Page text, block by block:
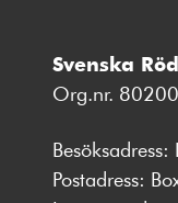
Svenska
Org.nr.
Postadress: